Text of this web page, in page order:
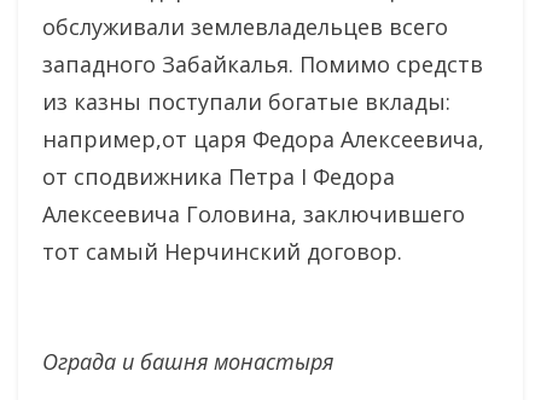
обслуживали землевладельцев всего
западного Забайкалья. Помимо средств
из казны поступали богатые вклады:
например,от царя Федора Алексеевича,
от сподвижника Петра I Федора
Алексеевича Головина, заключившего
тот самый Нерчинский договор.
Ограда и башня монастыря